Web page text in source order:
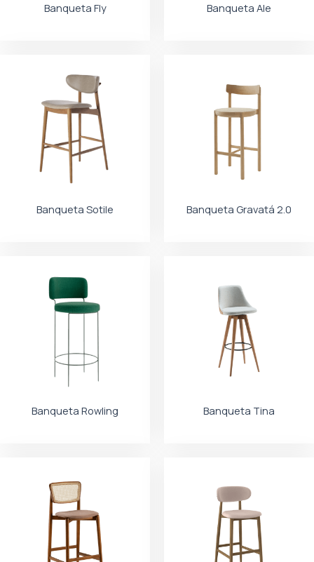
Banqueta Fly Banqueta Ale
Banqueta Sotile Banqueta Gravatá 2.0
Banqueta Rowling Banqueta Tina